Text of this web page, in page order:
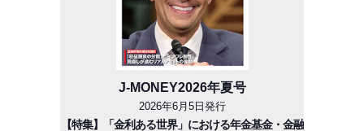
J-MONEY2026年夏号
2026年6月5日発行
【特集】「金利ある世界」における年金基金・金融